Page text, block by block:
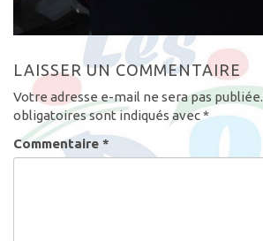
LAISSER UN COMMENTAIRE
Votre adresse e-mail ne sera pas publiée.
obligatoires sont indiqués avec*
Commentaire *